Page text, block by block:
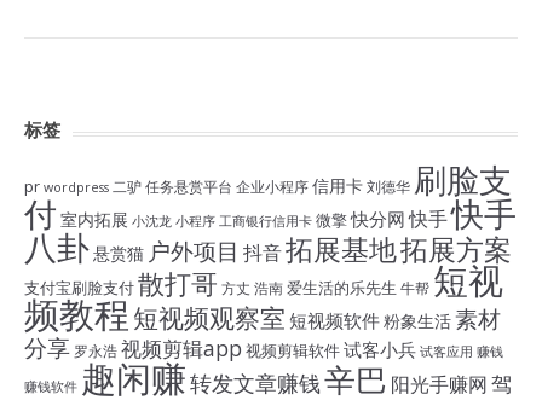
标签
pr wordpress 二驴任务悬赏平台 企业小程序信用卡刘德华 刷脸支
付 室内拓展 小沈龙 小程序 工商银行信用卡 微擎快分网 快手快手
八卦悬赏猫 户外项目 抖音拓展基地拓展方案
支付宝刷脸支付散打哥 方丈 浩南爱生活的乐先生 牛帮 短视
频教程 短视频观察室 短视频软件粉象生活素材
分享 罗永浩视频剪辑app 视频剪辑软件试客小兵 试客应用 赚钱
赚钱软件 趣闲赚转发文章赚钱辛巴 阳光手赚网驾